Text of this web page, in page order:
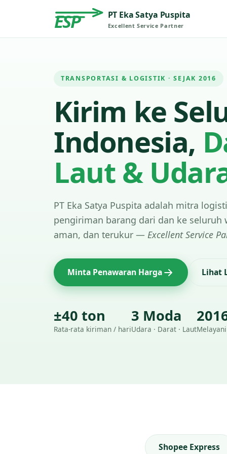
ESP PT Eka Satya Puspita
Excellent Service Partner
TRANSPORTASI & LOGISTIK · SEJAK 2016
Kirim ke
Indonesia,
Laut &
PT Eka Satya Puspita adalah mitra
pengiriman barang dari dan ke seluruh
aman, dan terukur — Excellent Service
Minta Penawaran Harga Lihat
±40 ton
Rata-rata kiriman / hari
3 Moda
Udara · Darat · Laut
Shopee Express